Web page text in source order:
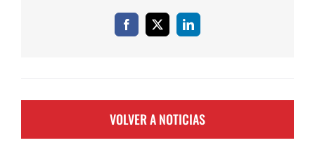
Facebook
X LinkedIn
VOLVER A NOTICIAS